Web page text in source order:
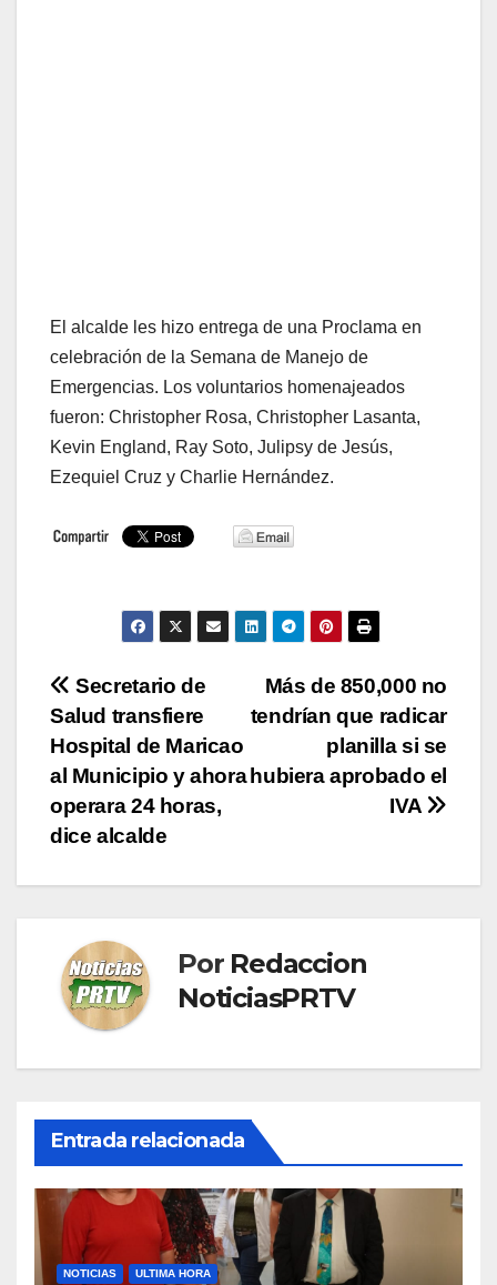
El alcalde les hizo entrega de una Proclama en
celebración de la Semana de Manejo de
Emergencias. Los voluntarios homenajeados
fueron: Christopher Rosa, Christopher Lasanta,
Kevin England, Ray Soto, Julipsy de Jesús,
Ezequiel Cruz y Charlie Hernández.
Navegación
de
entradas
Más de 850,000 no
tendrían que radicar
planilla si se
hubiera aprobado el
IVA
Secretario de
Salud transfiere
Hospital de Maricao
al Municipio y ahora
operara 24 horas,
dice alcalde
Por Redaccion
NoticiasPRTV
Entrada relacionada
NOTICIAS ULTIMA HORA